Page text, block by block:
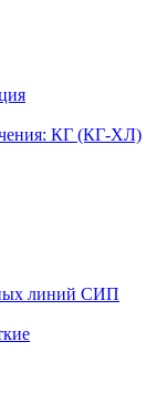
КГ (КГ-ХЛ)
линий СИП